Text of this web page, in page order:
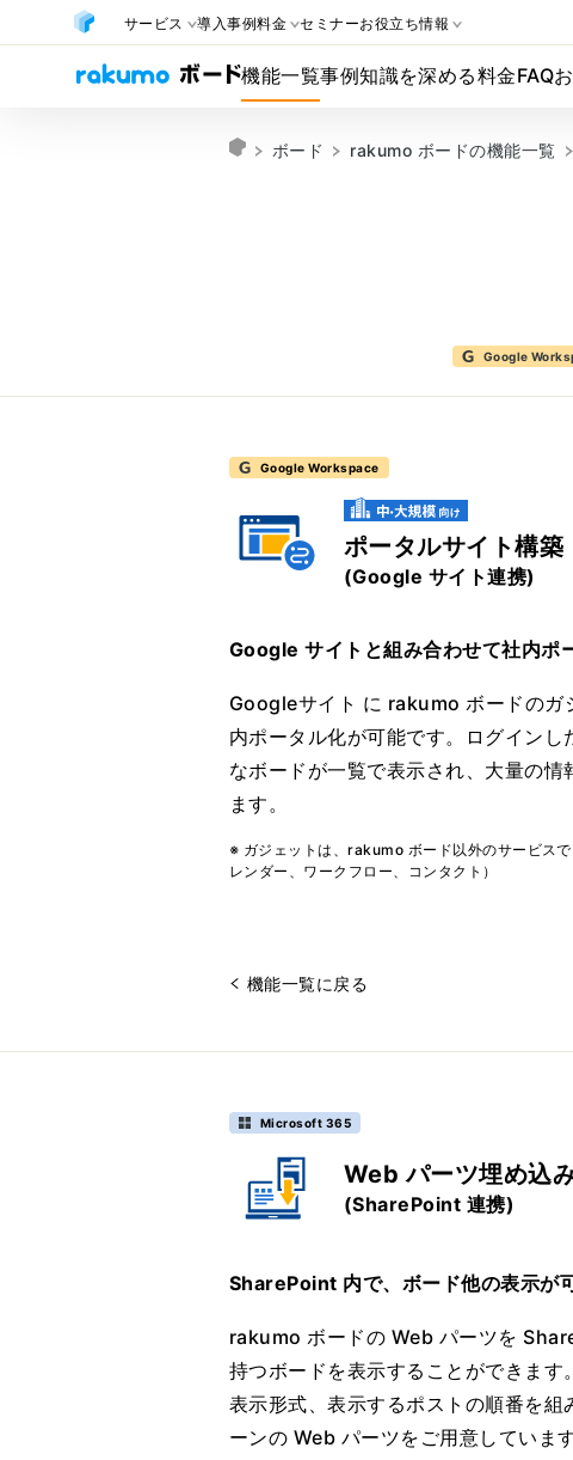
機能一覧事例知識を深める料金FAQ
サービス 導入事例料金 セミナーお役立ち情報
ボード rakumo ボードの機能一覧
Google
Google Workspace
ポータルサイト構築
(Google サイト連携)
Google サイトと組み合わせて社内ポ
Googleサイト に rakumo ボードのガ
内ポータル化が可能です。ログインし
なボードが一覧で表示され、大量の情
ます。
※ ガジェットは、rakumo ボード以外のサービス
レンダー、ワークフロー、コンタクト）
機能一覧に戻る
Microsoft 365
Web パーツ埋め込
(SharePoint 連携)
SharePoint 内で、ボード他の表示が
rakumo ボードの Web パーツを
持つボードを表示することができます
表示形式、表示するポストの順番を組
ーンの Web パーツをご用意していま